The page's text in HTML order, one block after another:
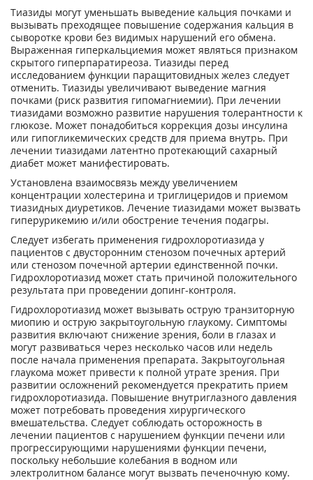
Тиазиды могут уменьшать выведение кальция почками и
вызывать преходящее повышение содержания кальция в
сыворотке крови без видимых нарушений его обмена.
Выраженная гиперкальциемия может являться признаком
скрытого гиперпаратиреоза. Тиазиды перед
исследованием функции паращитовидных желез следует
отменить. Тиазиды увеличивают выведение магния
почками (риск развития гипомагниемии). При лечении
тиазидами возможно развитие нарушения толерантности к
глюкозе. Может понадобиться коррекция дозы инсулина
или гипогликемических средств для приема внутрь. При
лечении тиазидами латентно протекающий сахарный
диабет может манифестировать.
Установлена взаимосвязь между увеличением
концентрации холестерина и триглицеридов и приемом
тиазидных диуретиков. Лечение тиазидами может вызвать
гиперурикемию и/или обострение течения подагры.
Следует избегать применения гидрохлоротиазида у
пациентов с двусторонним стенозом почечных артерий
или стенозом почечной артерии единственной почки.
Гидрохлоротиазид может стать причиной положительного
результата при проведении допинг-контроля.
Гидрохлоротиазид может вызывать острую транзиторную
миопию и острую закрытоугольную глаукому. Симптомы
развития включают снижение зрения, боли в глазах и
могут развиваться через несколько часов или недель
после начала применения препарата. Закрытоугольная
глаукома может привести к полной утрате зрения. При
развитии осложнений рекомендуется прекратить прием
гидрохлоротиазида. Повышение внутриглазного давления
может потребовать проведения хирургического
вмешательства. Следует соблюдать осторожность в
лечении пациентов с нарушением функции печени или
прогрессирующими нарушениями функции печени,
поскольку небольшие колебания в водном или
электролитном балансе могут вызвать печеночную кому.